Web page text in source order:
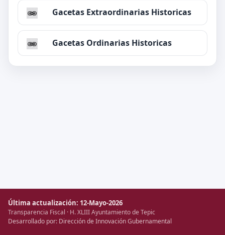
Gacetas Extraordinarias Historicas
Gacetas Ordinarias Historicas
Última actualización: 12-Mayo-2026
Transparencia Fiscal · H. XLIII Ayuntamiento de Tepic
Desarrollado por: Dirección de Innovación Gubernamental